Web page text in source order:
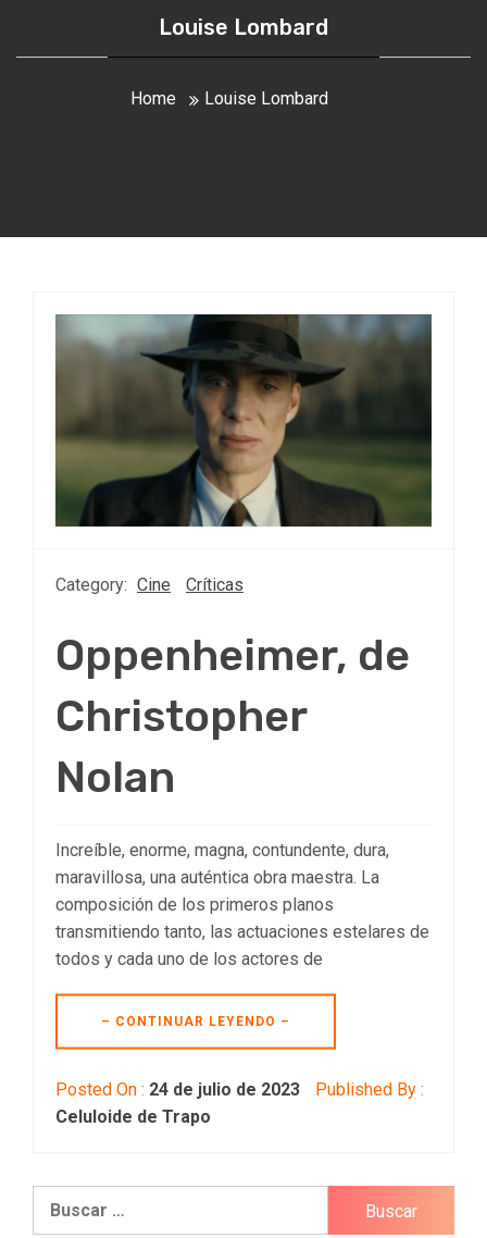
Louise Lombard
Home Louise Lombard
Category: Cine Críticas
Oppenheimer, de
Christopher
Nolan
Increíble, enorme, magna, contundente, dura,
maravillosa, una auténtica obra maestra. La
composición de los primeros planos
transmitiendo tanto, las actuaciones estelares de
todos y cada uno de los actores de
– CONTINUAR LEYENDO –
Posted On : 24 de julio de 2023
Published By :
Celuloide de Trapo